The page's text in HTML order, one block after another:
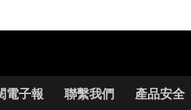
電子報 聯繫我們 產品安全